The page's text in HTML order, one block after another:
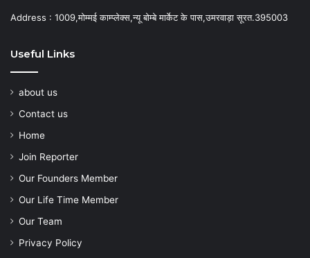
Address : 1009,मोम्मई काम्प्लेक्स,न्यू बोम्बे मार्केट के पास,उमरवाड़ा सूरत.395003
Useful Links
about us
Contact us
Home
Join Reporter
Our Founders Member
Our Life Time Member
Our Team
Privacy Policy